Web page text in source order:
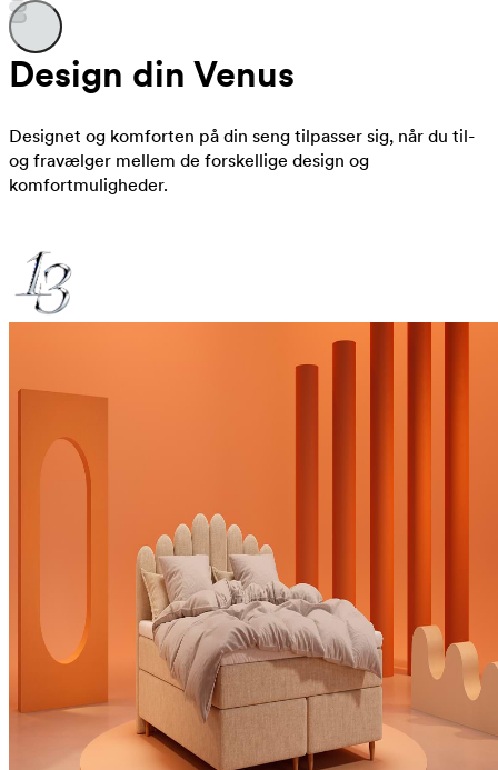
Design din Venus
Designet og komforten på din seng tilpasser sig, når du til-
og fravælger mellem de forskellige design og
komfortmuligheder.